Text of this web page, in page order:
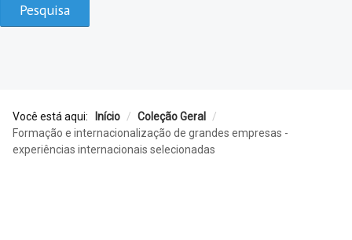
Pesquisa
Você está aqui: Início / Coleção Geral
/
Formação e internacionalização de grandes empresas -
experiências internacionais selecionadas